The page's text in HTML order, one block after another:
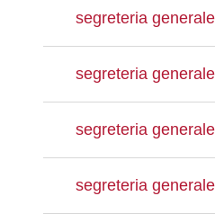
segreteria generale
segreteria generale
segreteria generale
segreteria generale